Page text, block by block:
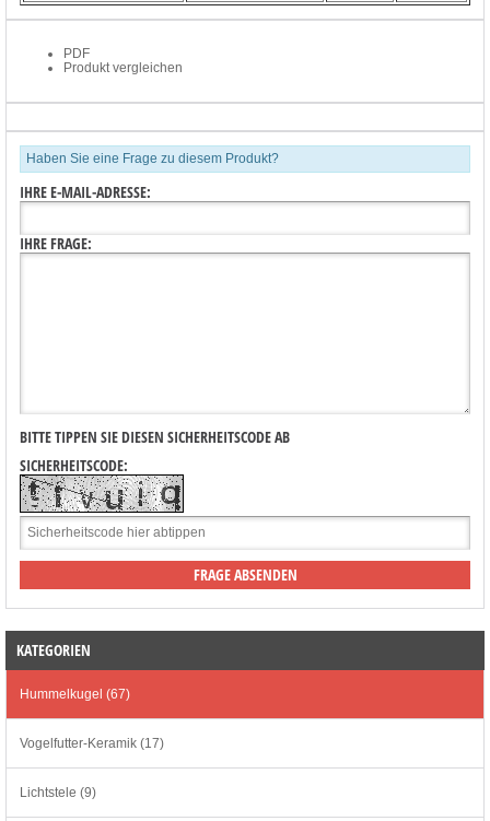
PDF
Produkt vergleichen
Haben Sie eine Frage zu diesem Produkt?
IHRE E-MAIL-ADRESSE:
IHRE FRAGE:
BITTE TIPPEN SIE DIESEN SICHERHEITSCODE AB
SICHERHEITSCODE:
KATEGORIEN
Hummelkugel (67)
Vogelfutter-Keramik (17)
Lichtstele (9)